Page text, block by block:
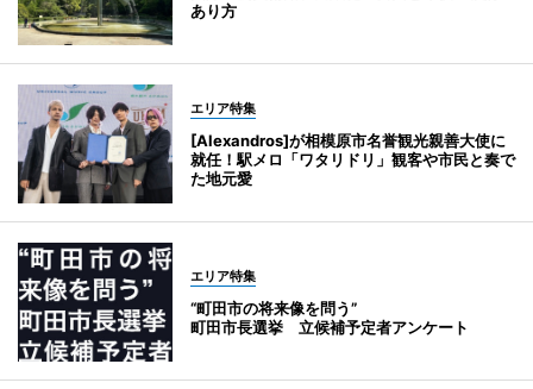
あり方
エリア特集
[Alexandros]が相模原市名誉観光親善大使に
就任！駅メロ「ワタリドリ」観客や市民と奏で
た地元愛
エリア特集
“町田市の将来像を問う”
町田市長選挙 立候補予定者アンケート